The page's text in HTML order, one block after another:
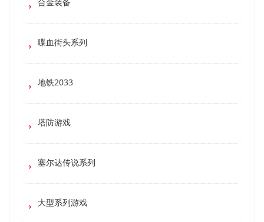
喋血街头系列
地铁2033
塔防游戏
塞尔达传说系列
大型系列游戏